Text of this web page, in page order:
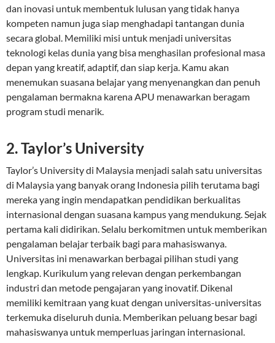
dan inovasi untuk membentuk lulusan yang tidak hanya
kompeten namun juga siap menghadapi tantangan dunia
secara global. Memiliki misi untuk menjadi universitas
teknologi kelas dunia yang bisa menghasilan profesional masa
depan yang kreatif, adaptif, dan siap kerja. Kamu akan
menemukan suasana belajar yang menyenangkan dan penuh
pengalaman bermakna karena APU menawarkan beragam
program studi menarik.
2. Taylor’s University
Taylor’s University di Malaysia menjadi salah satu universitas
di Malaysia yang banyak orang Indonesia pilih terutama bagi
mereka yang ingin mendapatkan pendidikan berkualitas
internasional dengan suasana kampus yang mendukung. Sejak
pertama kali didirikan. Selalu berkomitmen untuk memberikan
pengalaman belajar terbaik bagi para mahasiswanya.
Universitas ini menawarkan berbagai pilihan studi yang
lengkap. Kurikulum yang relevan dengan perkembangan
industri dan metode pengajaran yang inovatif. Dikenal
memiliki kemitraan yang kuat dengan universitas-universitas
terkemuka diseluruh dunia. Memberikan peluang besar bagi
mahasiswanya untuk memperluas jaringan internasional.